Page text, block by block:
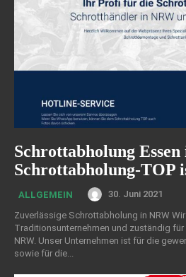
Schrottabholung
Schrottabholung-TOP
ALLGEMEIN
30. Juni 2021
Zuverlässige Schrottabholung in NRW
Traditionsunternehmen und zuständig
NRW. Unser Unternehmen ist für die
sowie für die...